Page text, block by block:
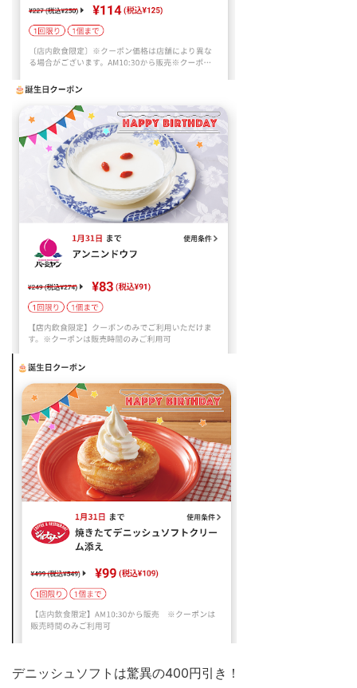
デニッシュソフトは驚異の400円引き！